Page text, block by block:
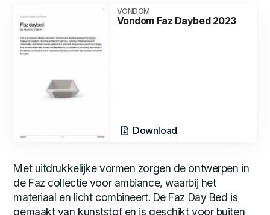
VONDOM
Vondom Faz Daybed 2023
Download
Met uitdrukkelijke vormen zorgen de ontwerpen in
de Faz collectie voor ambiance, waarbij het
materiaal en licht combineert. De Faz Day Bed is
gemaakt van kunststof en is geschikt voor buiten